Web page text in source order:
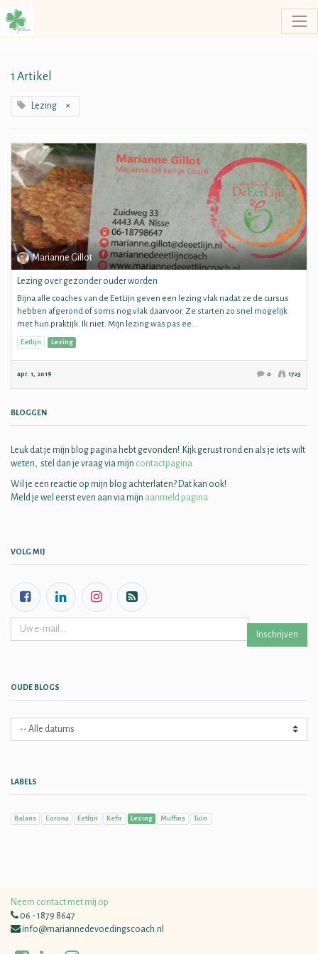
1 Artikel
Lezing ×
Marianne Gillot
Lezing over gezonder ouder worden
Bijna alle coaches van de EetLijn geven een lezing vlak nadat ze de cursus
hebben afgerond of soms nog vlak daarvoor. Ze starten zo snel mogelijk
met hun praktijk. Ik niet. Mijn lezing was pas ee...
Eetlijn Lezing
apr. 1, 2019 0 1723
BLOGGEN
Leuk dat je mijn blog pagina hebt gevonden! Kijk gerust rond en als je iets wilt
weten, stel dan je vraag via mijn contactpagina
Wil je een reactie op mijn blog achterlaten? Dat kan ook!
Meld je wel eerst even aan via mijn aanmeld pagina
VOLG MIJ
Inschrijven
OUDE BLOGS
LABELS
Balans Corona Eetlijn Kefir Lezing Muffins Tuin
Neem contact met mij op
06 - 1879 8647
info@mariannedevoedingscoach.nl